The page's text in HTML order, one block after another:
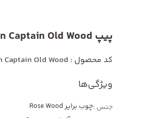
پیپ Vauen Captain Old Wood
کد محصول : Vauen Captain Old Wood
ویژگی‌ها
جنس :چوب برایر Rose Wood